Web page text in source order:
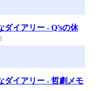
ダイアリー - Q’sの休
ダイアリー - 哲劇メモ